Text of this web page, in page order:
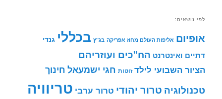
לפי נושאים:
אופיום אליפות העולם מחוז אפריקה בג"ץ בכללי גנדי
דתיים ואינטרנט הח"כים ועוזריהם
הציור השבועי לילד זוטות חגי ישמעאל חינוך
טכנולוגיה טרור יהודי טרור ערבי טריוויה